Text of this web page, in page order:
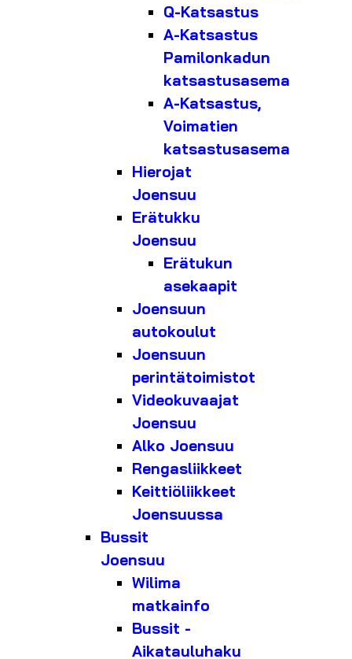
Q-Katsastus
A-Katsastus
Pamilonkadun
katsastusasema
A-Katsastus,
Voimatien
katsastusasema
Hierojat
Joensuu
Erätukku
Joensuu
Erätukun
asekaapit
Joensuun
autokoulut
Joensuun
perintätoimistot
Videokuvaajat
Joensuu
Alko Joensuu
Rengasliikkeet
Keittiöliikkeet
Joensuussa
Bussit
Joensuu
Wilima
matkainfo
Bussit -
Aikatauluhaku